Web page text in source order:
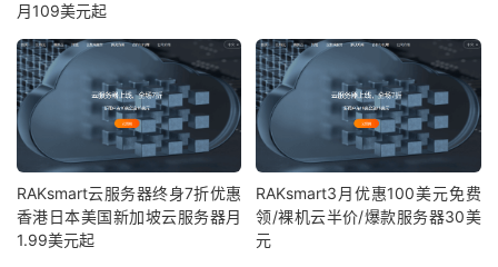
月109美元起
RAKsmart云服务器终身7折优惠
香港日本美国新加坡云服务器月
1.99美元起
RAKsmart3月优惠100美元免费
领/裸机云半价/爆款服务器30美
元